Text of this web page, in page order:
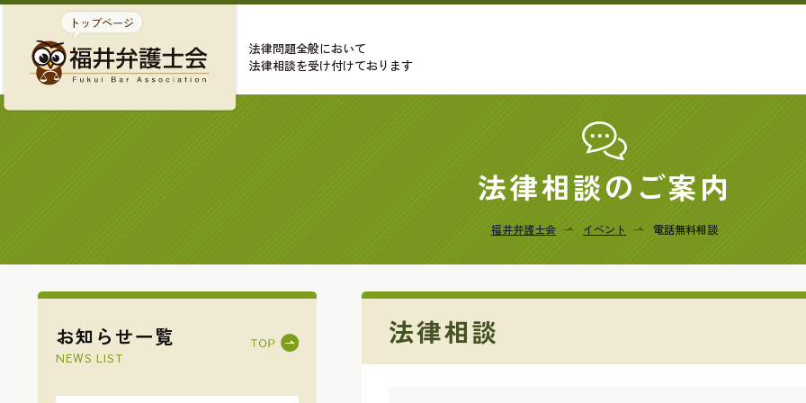
法律問題全般において
法律相談を受け付けております
法律相談のご案内
福井弁護士会 イベント 電話無料相談
お知らせ一覧
NEWS LIST
法律相談